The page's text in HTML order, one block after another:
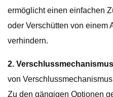
ermöglicht einen einfachen
oder Verschütten von einem
verhindern.
2.
von
Zu den gängigen Optionen